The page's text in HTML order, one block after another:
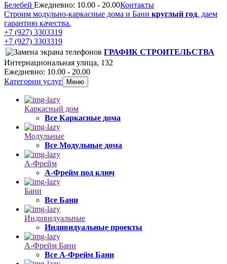
Белебей Ежедневно: 10.00 - 20.00Контакты
Строим модульно-каркасные дома и Бани круглый год, даем
гарантию качества.
+7 (927) 3303319
+7 (927) 3303319
ГРАФИК СТРОИТЕЛЬСТВА
Интернациональная улица, 132
Ежедневно: 10.00 - 20.00
Категории услуг
Меню
Каркасный дом
Все Каркасные дома
Модульные
Все Модульные дома
А-Фрейм
А-Фрейм под ключ
Бани
Все Бани
Индивидуальные
Индивидуальные проекты
А-Фрейм Бани
Все А-Фрейм Бани